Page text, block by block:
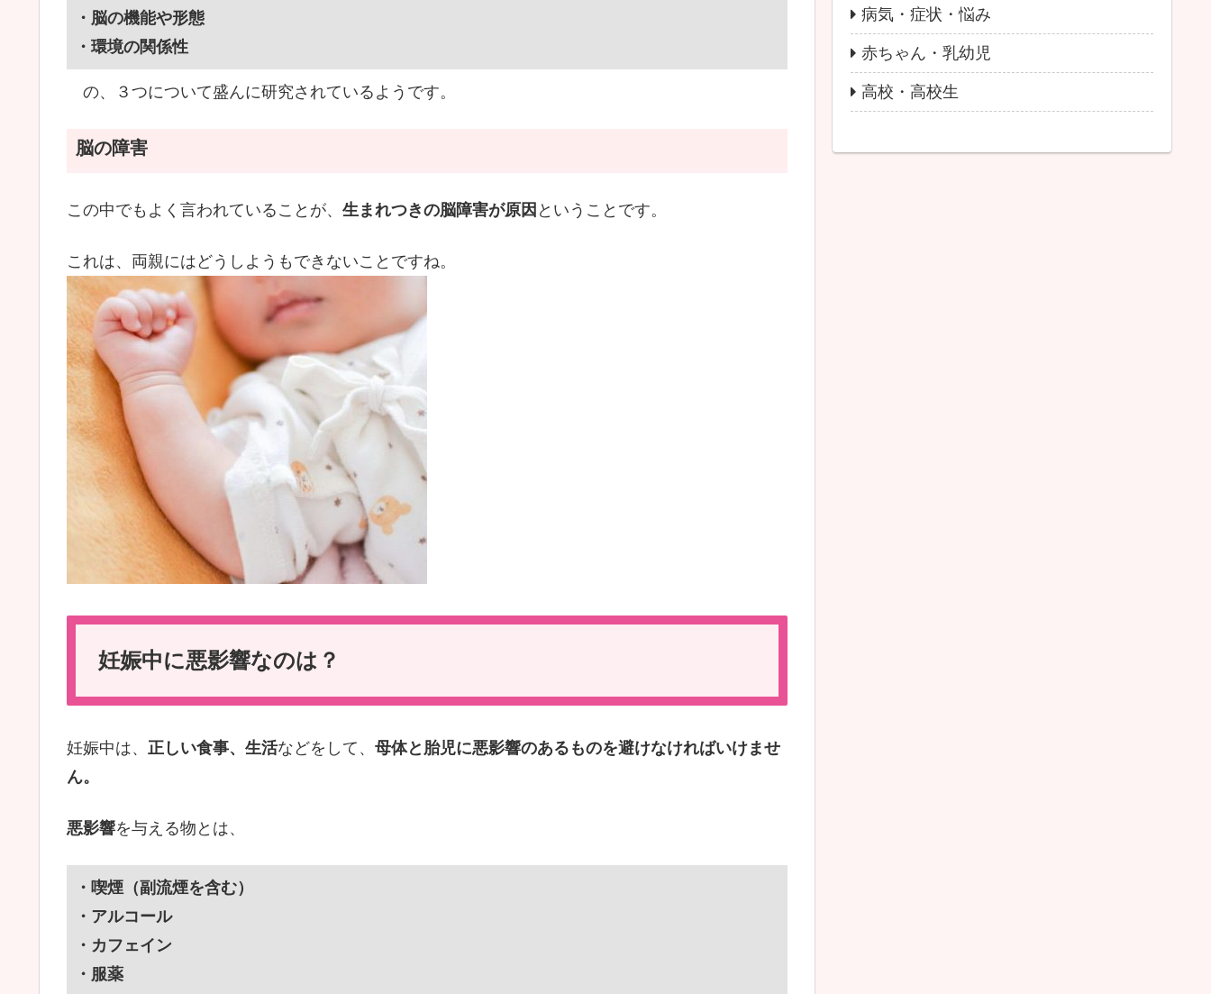
・脳の機能や形態
・環境の関係性
の、３つについて盛んに研究されているようです。
脳の障害
この中でもよく言われていることが、 生まれつきの脳障害が原因 ということです。
これは、両親にはどうしようもできないことですね。
妊娠中に悪影響なのは？
妊娠中は、 正しい食事、生活などをして、 母体と胎児に悪影響のあるものを避けなければいけませ
ん。
悪影響を与える物とは、
・喫煙（副流煙を含む）
・アルコール
・カフェイン
・服薬
病気・症状・悩み
赤ちゃん・乳幼児
高校・高校生